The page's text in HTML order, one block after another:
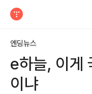
엔딩뉴스
e하늘, 이게
이냐